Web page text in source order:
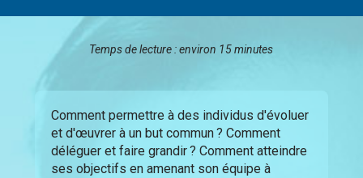
Temps de lecture : environ 15 minutes
Comment permettre à des individus d'évoluer
et d'œuvrer à un but commun ? Comment
déléguer et faire grandir ? Comment atteindre
ses objectifs en amenant son équipe à